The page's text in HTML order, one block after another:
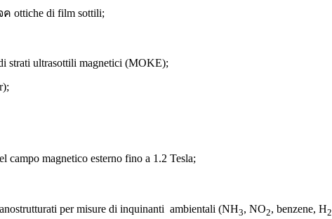
ค ottiche di film sottili;
strati ultrasottili magnetici (MOKE);
campo magnetico esterno fino a 1.2 Tesla;
per misure di inquinanti ambientali (NH3, NO2, benzene, H2